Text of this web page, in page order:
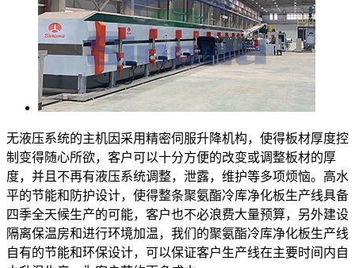
无液压系统的主机因采用精密伺服升降机构，使得板材厚度控
制变得随心所欲，客户可以十分方便的改变或调整板材的厚
度，并且不再有液压系统调整，泄露，维护等多项烦恼。高水
平的节能和防护设计，使得整条聚氨酯冷库净化板生产线具备
四季全天候生产的可能，客户也不必浪费大量预算，另外建设
隔离保温房和进行环境加温，我们的聚氨酯冷库净化板生产线
自有的节能和环保设计，可以保证客户生产线在主要时间内自